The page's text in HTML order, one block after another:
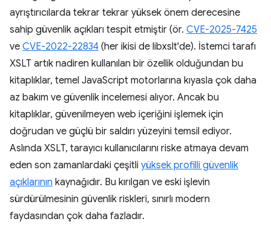
ayrıştırıcılarda tekrar tekrar yüksek önem derecesine
sahip güvenlik açıkları tespit etmiştir (ör. CVE-2025-7425
ve CVE-2022-22834 (her ikisi de libxslt'de). İstemci tarafı
XSLT artık nadiren kullanılan bir özellik olduğundan bu
kitaplıklar, temel JavaScript motorlarına kıyasla çok daha
az bakım ve güvenlik incelemesi alıyor. Ancak bu
kitaplıklar, güvenilmeyen web içeriğini işlemek için
doğrudan ve güçlü bir saldırı yüzeyini temsil ediyor.
Aslında XSLT, tarayıcı kullanıcılarını riske atmaya devam
eden son zamanlardaki çeşitli yüksek profilli güvenlik
açıklarının kaynağıdır. Bu kırılgan ve eski işlevin
sürdürülmesinin güvenlik riskleri, sınırlı modern
faydasından çok daha fazladır.